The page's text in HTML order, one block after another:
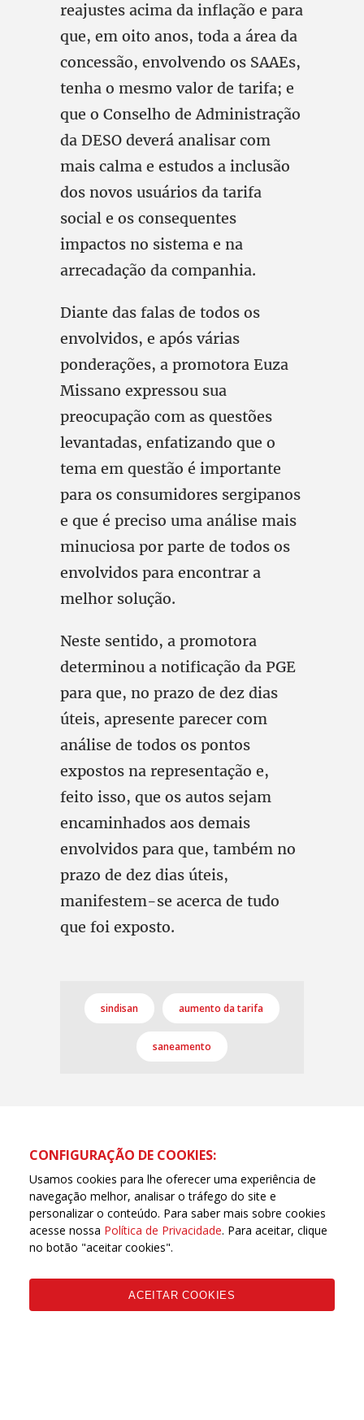
reajustes acima da inflação e para
que, em oito anos, toda a área da
concessão, envolvendo os SAAEs,
tenha o mesmo valor de tarifa; e
que o Conselho de Administração
da DESO deverá analisar com
mais calma e estudos a inclusão
dos novos usuários da tarifa
social e os consequentes
impactos no sistema e na
arrecadação da companhia.
Diante das falas de todos os
envolvidos, e após várias
ponderações, a promotora Euza
Missano expressou sua
preocupação com as questões
levantadas, enfatizando que o
tema em questão é importante
para os consumidores sergipanos
e que é preciso uma análise mais
minuciosa por parte de todos os
envolvidos para encontrar a
melhor solução.
Neste sentido, a promotora
determinou a notificação da PGE
para que, no prazo de dez dias
úteis, apresente parecer com
análise de todos os pontos
expostos na representação e,
feito isso, que os autos sejam
encaminhados aos demais
envolvidos para que, também no
prazo de dez dias úteis,
manifestem-se acerca de tudo
que foi exposto.
sindisan aumento da tarifa
saneamento
CONFIGURAÇÃO DE COOKIES:
Usamos cookies para lhe oferecer uma experiência de
navegação melhor, analisar o tráfego do site e
personalizar o conteúdo. Para saber mais sobre cookies
acesse nossa Política de Privacidade. Para aceitar, clique
no botão "aceitar cookies".
ACEITAR COOKIES